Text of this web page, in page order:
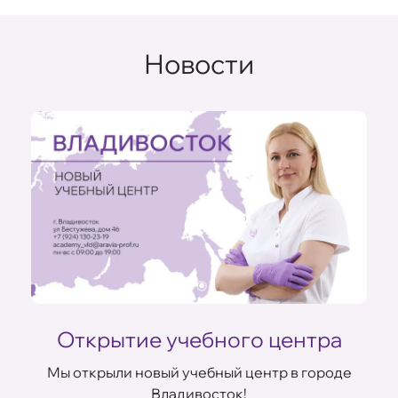
Новости
Открытие учебного центра
Мы открыли новый учебный центр в городе
Владивосток!